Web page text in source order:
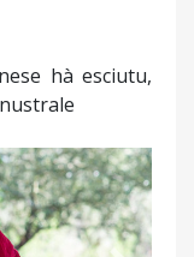
hà esciutu,